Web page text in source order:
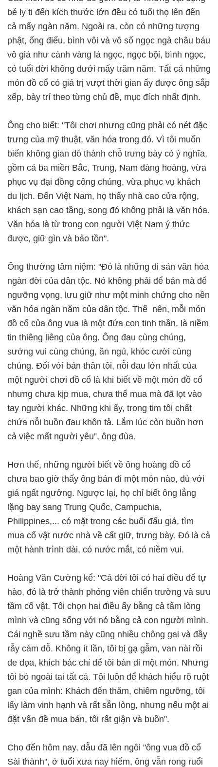
bé ly ti đến kích thước lớn đều có tuổi thọ lên đến
cả mấy ngàn năm. Ngoài ra, còn có những tượng
phật, ống điếu, bình vôi và vô số ngọc ngà châu báu
vô giá như cành vàng lá ngọc, ngọc bội, bình ngọc,
có tuổi đời không dưới mấy trăm năm. Tất cả những
món đồ cổ có giá trị vượt thời gian ấy được ông sắp
xếp, bày trí theo từng chủ đề, mục đích nhất định.
Ông cho biết: "Tôi chơi nhưng cũng phải có nét đặc
trưng của mỹ thuật, văn hóa trong đó. Vì tôi muốn
biến không gian đó thành chỗ trưng bày có ý nghĩa,
gồm cả ba miền Bắc, Trung, Nam đàng hoàng, vừa
phục vụ đại đồng công chúng, vừa phục vụ khách
du lịch. Đến Việt Nam, họ thấy nhà cao cửa rộng,
khách sạn cao tầng, song đó không phải là văn hóa.
Văn hóa là từ trong con người Việt Nam ý thức
được, giữ gìn và bảo tồn".
Ông thường tâm niệm: "Đó là những di sản văn hóa
ngàn đời của dân tộc. Nó không phải để bán mà để
ngưỡng vọng, lưu giữ như một minh chứng cho nền
văn hóa ngàn năm của dân tộc. Thế nên, mỗi món
đồ cổ của ông vua là một đứa con tinh thần, là niềm
tin thiêng liêng của ông. Ông đau cùng chúng,
sướng vui cùng chúng, ăn ngủ, khóc cười cùng
chúng. Đối với bản thân tôi, nỗi đau lớn nhất của
một người chơi đồ cổ là khi biết về một món đồ cổ
nhưng chưa kịp mua, chưa thể mua mà đã lọt vào
tay người khác. Những khi ấy, trong tim tôi chất
chứa nỗi buồn đau khôn tả. Lắm lúc còn buồn hơn
cả việc mất người yêu”, ông đùa.
Hơn thế, những người biết về ông hoàng đồ cổ
chưa bao giờ thấy ông bán đi một món nào, dù với
giá ngất ngưởng. Ngược lại, họ chỉ biết ông lẳng
lặng bay sang Trung Quốc, Campuchia,
Philippines,... có mặt trong các buổi đấu giá, tìm
mua cổ vật nước nhà về cất giữ, trưng bày. Đó là cả
một hành trình dài, có nước mắt, có niềm vui.
Hoàng Văn Cường kể: "Cả đời tôi có hai điều để tự
hào, đó là trở thành phóng viên chiến trường và sưu
tầm cổ vật. Tôi chọn hai điều ấy bằng cả tấm lòng
mình và cũng sống với nó bằng cả con người mình.
Cái nghề sưu tầm này cũng nhiều chông gai và đầy
rẫy cám dỗ. Không ít lần, tôi bị gạ gẫm, van nài rồi
đe dọa, khích bác chỉ để tôi bán đi một món. Nhưng
tôi bỏ ngoài tai tất cả. Tôi luôn để khách hiểu rõ ruột
gan của mình: Khách đến thăm, chiêm ngưỡng, tôi
lấy làm vinh hạnh và rất sẵn lòng, nhưng nếu một ai
đặt vấn đề mua bán, tôi rất giận và buồn".
Cho đến hôm nay, dẫu đã lên ngôi "ông vua đồ cổ
Sài thành", ở tuổi xưa nay hiếm, ông vẫn rong ruổi